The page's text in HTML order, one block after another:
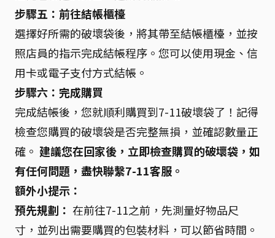
步驟五：前往結帳櫃檯
選擇好所需的破壞袋後，將其帶至結帳櫃檯，並按
照店員的指示完成結帳程序。您可以使用現金、信
用卡或電子支付方式結帳。
步驟六：完成購買
完成結帳後，您就順利購買到7-11破壞袋了！記得
檢查您購買的破壞袋是否完整無損，並確認數量正
確。 建議您在回家後，立即檢查購買的破壞袋，如
有任何問題，盡快聯繫7-11客服。
額外小提示：
預先規劃： 在前往7-11之前，先測量好物品尺
寸，並列出需要購買的包裝材料，可以節省時間。